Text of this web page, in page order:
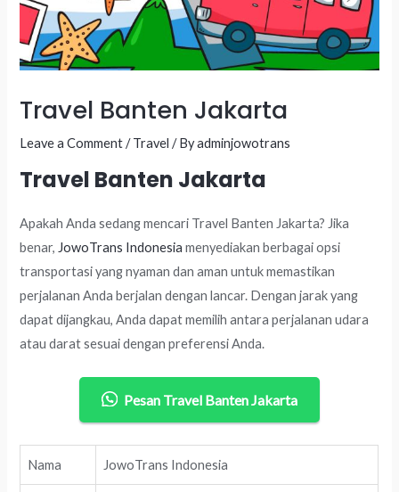
Travel Banten Jakarta
Leave a Comment /Travel / Byadminjowotrans
Travel Banten Jakarta
Apakah Anda sedang mencari Travel Banten Jakarta? Jika
benar, JowoTrans Indonesia menyediakan berbagai opsi
transportasi yang nyaman dan aman untuk memastikan
perjalanan Anda berjalan dengan lancar. Dengan jarak yang
dapat dijangkau, Anda dapat memilih antara perjalanan udara
atau darat sesuai dengan preferensi Anda.
Pesan Travel Banten Jakarta
Nama JowoTrans Indonesia